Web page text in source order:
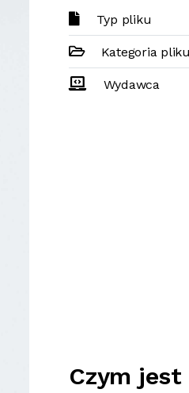
Typ pliku
Kategoria pliku
Wydawca
Czym jest